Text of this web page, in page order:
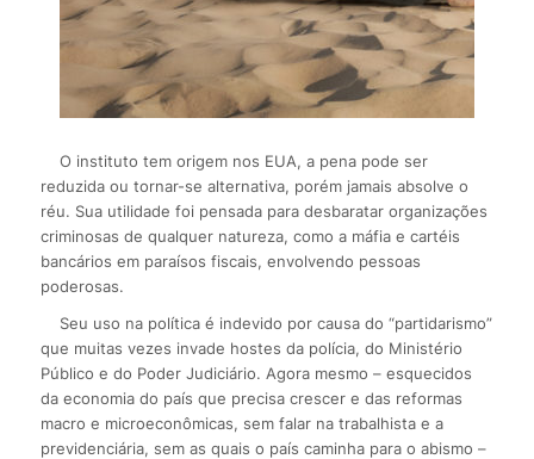
O instituto tem origem nos EUA, a pena pode ser
reduzida ou tornar-se alternativa, porém jamais absolve o
réu. Sua utilidade foi pensada para desbaratar organizações
criminosas de qualquer natureza, como a máfia e cartéis
bancários em paraísos fiscais, envolvendo pessoas
poderosas.
Seu uso na política é indevido por causa do “partidarismo”
que muitas vezes invade hostes da polícia, do Ministério
Público e do Poder Judiciário. Agora mesmo – esquecidos
da economia do país que precisa crescer e das reformas
macro e microeconômicas, sem falar na trabalhista e a
previdenciária, sem as quais o país caminha para o abismo –